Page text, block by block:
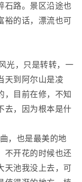
石路。景区沿途也
裕的话，漂流也可
光，只是转转，一
天到阿尔山是凌
，目前在修，不知
去，因为根本是什
，也是最美的地
不开花的时候也还
天池我没上去，可